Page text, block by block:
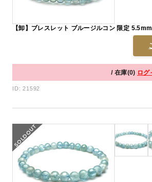
【卸】ブレスレット ブルージルコン 限定
/ 在庫(0) ログ
ID: 21592